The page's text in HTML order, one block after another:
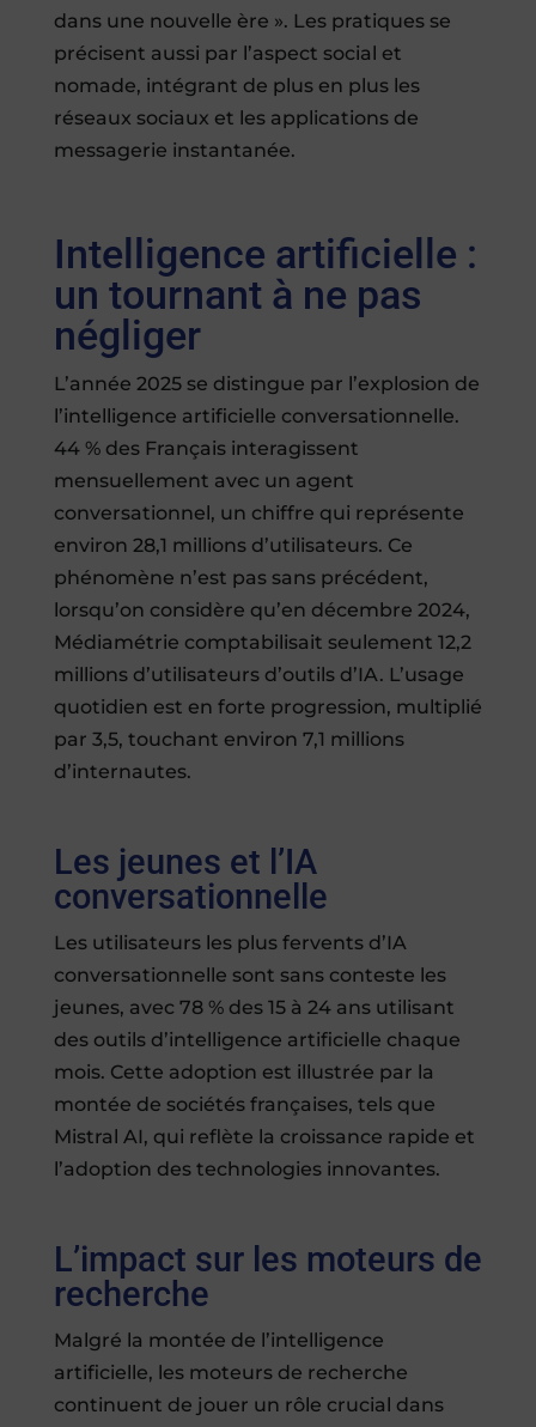
dans une nouvelle ère ». Les pratiques se
précisent aussi par l’aspect social et
nomade, intégrant de plus en plus les
réseaux sociaux et les applications de
messagerie instantanée.
Intelligence artificielle :
un tournant à ne pas
négliger
L’année 2025 se distingue par l’explosion de
l’intelligence artificielle conversationnelle.
44 % des Français interagissent
mensuellement avec un agent
conversationnel, un chiffre qui représente
environ 28,1 millions d’utilisateurs. Ce
phénomène n’est pas sans précédent,
lorsqu’on considère qu’en décembre 2024,
Médiamétrie comptabilisait seulement 12,2
millions d’utilisateurs d’outils d’IA. L’usage
quotidien est en forte progression, multiplié
par 3,5, touchant environ 7,1 millions
d’internautes.
Les jeunes et l’IA
conversationnelle
Les utilisateurs les plus fervents d’IA
conversationnelle sont sans conteste les
jeunes, avec 78 % des 15 à 24 ans utilisant
des outils d’intelligence artificielle chaque
mois. Cette adoption est illustrée par la
montée de sociétés françaises, tels que
Mistral AI, qui reflète la croissance rapide et
l’adoption des technologies innovantes.
L’impact sur les moteurs de
recherche
Malgré la montée de l’intelligence
artificielle, les moteurs de recherche
continuent de jouer un rôle crucial dans